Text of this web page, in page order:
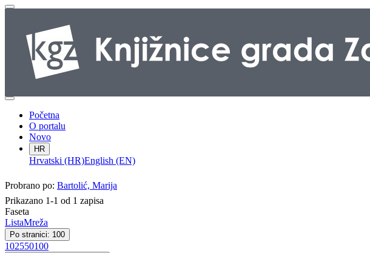
Početna
O portalu
Novo
HR
Hrvatski (HR)English (EN)
Probrano po: Bartolić, Marija
Prikazano 1-1 od 1 zapisa
Faseta
ListaMreža
Po stranici: 100
102550100